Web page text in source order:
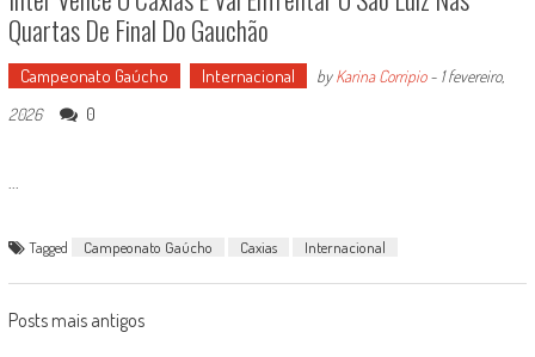
Quartas De Final Do Gauchão
Campeonato Gaúcho Internacional byKarina Corripio- 1 fevereiro,
2026
0
...
Tagged Campeonato Gaúcho Caxias Internacional
Posts
Posts mais antigos